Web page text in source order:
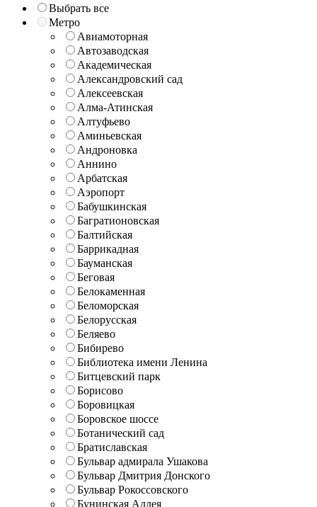
Выбрать все
Метро
Авиамоторная
Автозаводская
Академическая
Александровский сад
Алексеевская
Алма-Атинская
Алтуфьево
Аминьевская
Андроновка
Аннино
Арбатская
Аэропорт
Бабушкинская
Багратионовская
Балтийская
Баррикадная
Бауманская
Беговая
Белокаменная
Беломорская
Белорусская
Беляево
Бибирево
Библиотека имени Ленина
Битцевский парк
Борисово
Боровицкая
Боровское шоссе
Ботанический сад
Братиславская
Бульвар адмирала Ушакова
Бульвар Дмитрия Донского
Бульвар Рокоссовского
Бунинская Аллея